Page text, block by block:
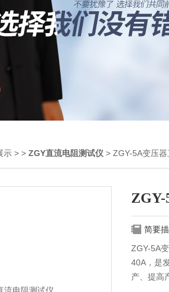
示 > > ZGY直流电阻测试仪 > ZGY-5A变压
ZGY-
简要
ZGY-5A
40A，是
产、提高